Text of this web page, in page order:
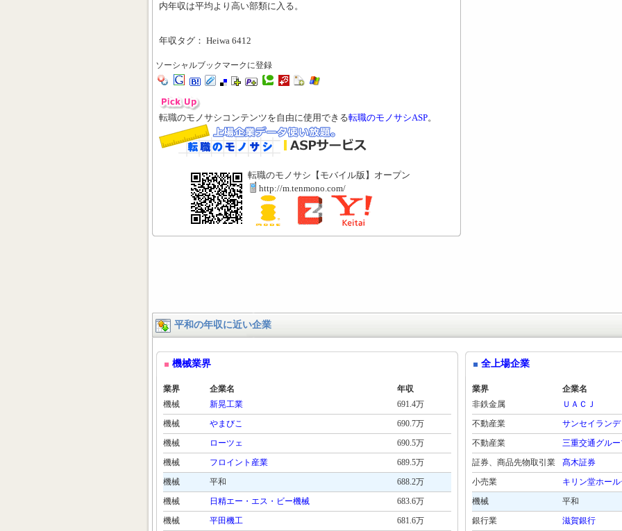
内年収は平均より高い部類に入る。
年収タグ： Heiwa 6412
ソーシャルブックマークに登録
転職のモノサシコンテンツを自由に使用できる転職のモノサシASP。
転職のモノサシ【モバイル版】オープン
http://m.tenmono.com/
平和の年収に近い企業
機械業界
業界 企業名
年収
機械
新晃工業
691.4万
機械
やまびこ
690.7万
機械
ローツェ
690.5万
機械
フロイント産業
689.5万
機械
平和
688.2万
機械
日精エー・エス・ビー機械
683.6万
機械
平田機工 681.6万
全上場企業
業界
企業名
非鉄金属
ＵＡＣＪ
不動産業
サンセイラン
不動産業
三重交通グル
証券、商品先物取引業
髙木証券
小売業
キリン堂ホー
機械
平和
銀行業
滋賀銀行